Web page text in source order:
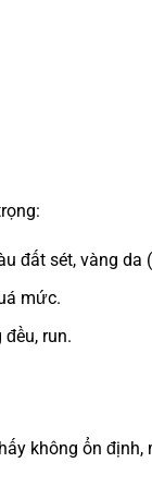
đất sét, vàng da
mức.
run.
không ổn